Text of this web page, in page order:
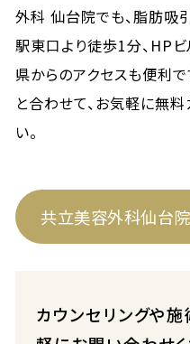
外科 仙台院でも、脂肪吸
駅東口より徒歩1分、HP
県からのアクセスも便利
と合わせて、お気軽に無
い。
共立美容外科仙台
カウンセリングや